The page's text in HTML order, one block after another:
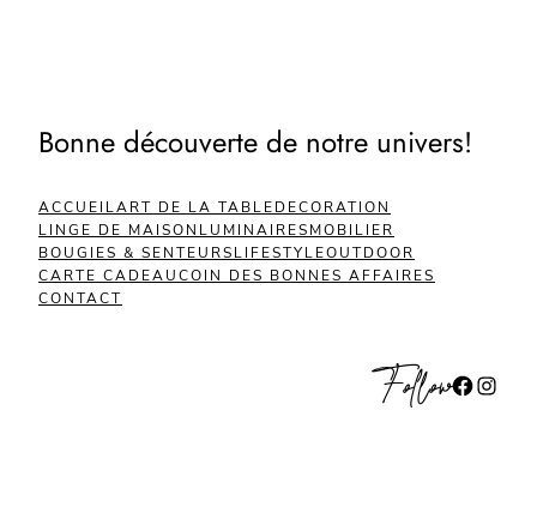
Bonne découverte de notre univers!
ACCUEILART DE LA TABLEDECORATION
LINGE DE MAISON LUMINAIRESMOBILIER
BOUGIES & SENTEURSLIFESTYLEOUTDOOR
CARTE CADEAUCOIN DES BONNES AFFAIRES
CONTACT
FollowFacebook Instagram